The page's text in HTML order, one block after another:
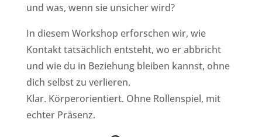
und was, wenn sie unsicher wird?
In diesem Workshop erforschen wir, wie
Kontakt tatsächlich entsteht, wo er abbricht
und wie du in Beziehung bleiben kannst, ohne
dich selbst zu verlieren.
Klar. Körperorientiert. Ohne Rollenspiel, mit
echter Präsenz.